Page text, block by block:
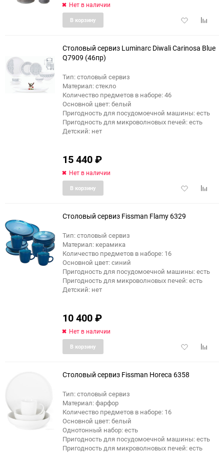
Нет в наличии
Добавить
В корзину
Столовый сервиз Luminarc Diwali Carinosa Blue
Q7909 (46пр)
Тип: столовый сервиз
Материал: стекло
Количество предметов в наборе: 46
Основной цвет: белый
Пригодность для посудомоечной машины: есть
Пригодность для микроволновых печей: есть
Детский: нет
15 440₽
Нет в наличии
Добавить
В корзину
еще 1 фото
Столовый сервиз Fissman Flamy 6329
Тип: столовый сервиз
Материал: керамика
Количество предметов в наборе: 16
Основной цвет: синий
Пригодность для посудомоечной машины: есть
Пригодность для микроволновых печей: есть
Детский: нет
10 400₽
Нет в наличии
Добавить
В корзину
Столовый сервиз Fissman Horeca 6358
Тип: столовый сервиз
Материал: фарфор
Количество предметов в наборе: 16
Основной цвет: белый
Однотонный набор: есть
Пригодность для посудомоечной машины: есть
Пригодность для микроволновых печей: есть